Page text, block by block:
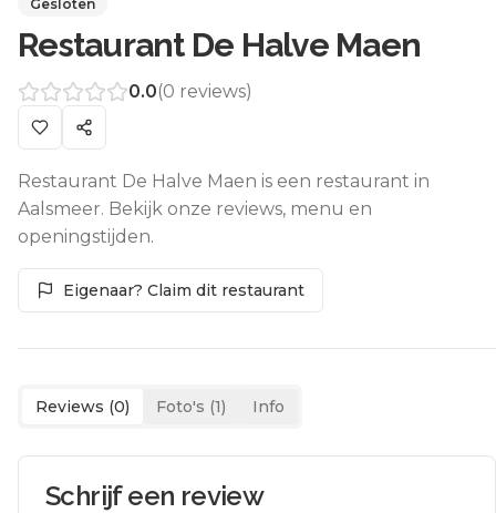
Gesloten
Restaurant De Halve Maen
0.0(0 reviews)
Restaurant De Halve Maen is een restaurant in
Aalsmeer. Bekijk onze reviews, menu en
openingstijden.
Eigenaar? Claim dit restaurant
Reviews (0) Foto's (1) Info
Schrijf een review